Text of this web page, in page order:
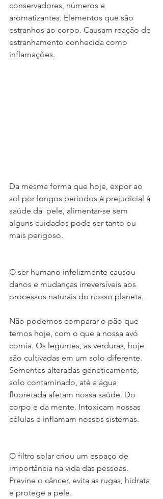
conservadores, números e
aromatizantes. Elementos que são
estranhos ao corpo. Causam reação de
estranhamento conhecida como
inflamações.
Da mesma forma que hoje, expor ao
sol por longos períodos é prejudicial à
saúde da  pele, alimentar-se sem
alguns cuidados pode ser tanto ou
mais perigoso.
O ser humano infelizmente causou
danos e mudanças irreversíveis aos
processos naturais do nosso planeta.
Não podemos comparar o pão que
temos hoje, com o que a nossa avó
comia. Os legumes, as verduras, hoje
são cultivadas em um solo diferente.
Sementes alteradas geneticamente,
solo contaminado, até a água
fluoretada afetam nossa saúde. Do
corpo e da mente. Intoxicam nossas
células e inflamam nossos sistemas.
O filtro solar criou um espaço de
importância na vida das pessoas.
Previne o câncer, evita as rugas, hidrata
e protege a pele.